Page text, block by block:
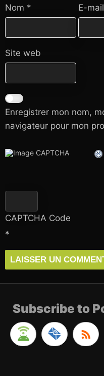
Nom * E-mail
Site web
Enregistrer mon nom,
navigateur pour mon
CAPTCHA Code
*
Subscribe to